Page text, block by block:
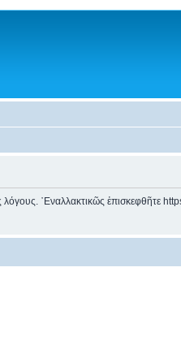
λόγους. ᾿Εναλλακτικῶς